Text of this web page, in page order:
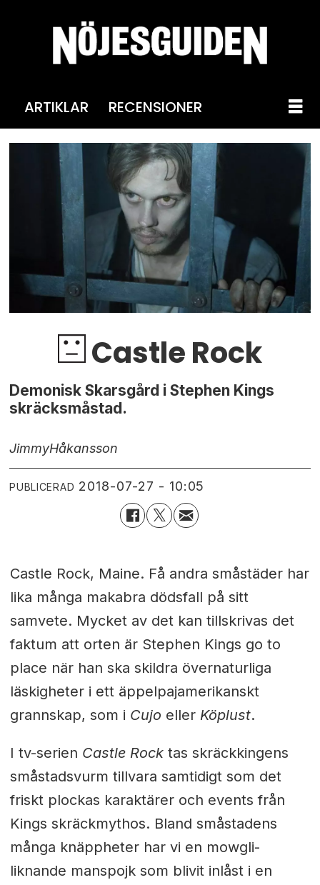
ARTIKLAR RECENSIONER
Castle Rock
Demonisk Skarsgård i Stephen Kings
skräcksmåstad.
JimmyHåkansson
PUBLICERAD 2018-07-27 - 10:05
Castle Rock, Maine. Få andra småstäder har
lika många makabra dödsfall på sitt
samvete. Mycket av det kan tillskrivas det
faktum att orten är Stephen Kings go to
place när han ska skildra övernaturliga
läskigheter i ett äppelpajamerikanskt
grannskap, som i Cujo eller Köplust.
I tv-serien Castle Rock tas skräckkingens
småstadsvurm tillvara samtidigt som det
friskt plockas karaktärer och events från
Kings skräckmythos. Bland småstadens
många knäppheter har vi en mowgli-
liknande manspojk som blivit inlåst i en